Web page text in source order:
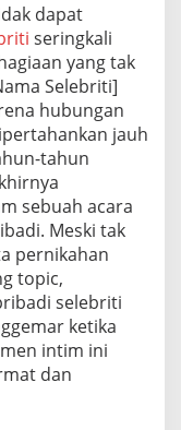
dapat
seringkali
yang tak
Selebriti]
hubungan
jauh
tahun
sebuah acara
Meski tak
pernikahan
topic,
selebriti
ketika
intim ini
dan